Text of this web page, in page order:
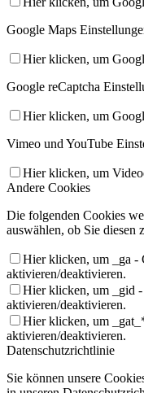
Google Maps
Hier klicken, um
Google reCaptcha
Hier klicken, um
Vimeo und YouTube
Hier klicken, um
Andere Cookies
Die folgenden Cookies
auswählen, ob Sie diesen
Hier klicken, um _ga -
aktivieren/deaktivieren.
Hier klicken, um _gid
aktivieren/deaktivieren.
Hier klicken, um
aktivieren/deaktivieren.
Datenschutzrichtlinie
Sie können unsere